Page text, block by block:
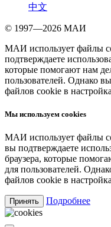
中文
© 1997—2026 МАИ
МАИ использует файлы
подтверждаете
которые помогают нам
пользователей. Однако
файлов cookie в
Мы используем cookies
МАИ использует файлы
вы подтверждаете
браузера, которые
для пользователей.
файлов cookie в
Принять Подробнее